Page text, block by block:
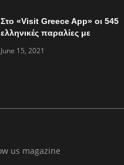
Στο «Visit Greece App» οι 545
ελληνικές παραλίες με
June 15, 2021